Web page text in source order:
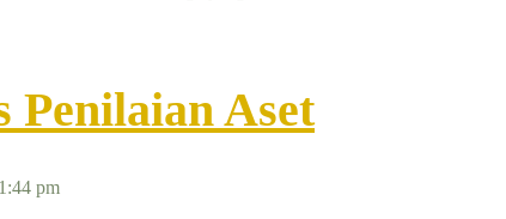
Penilaian Aset
1:44 pm